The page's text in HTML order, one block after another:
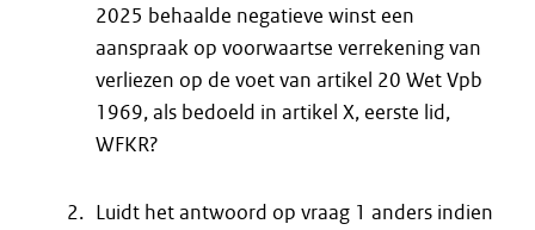
2025 behaalde negatieve winst een
aanspraak op voorwaartse verrekening van
verliezen op de voet van artikel 20 Wet Vpb
1969, als bedoeld in artikel X, eerste lid,
WFKR?
Luidt het antwoord op vraag 1 anders indien